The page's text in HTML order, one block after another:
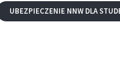
UBEZPIECZENIE NNW DLA